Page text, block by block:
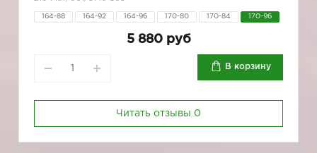
164-88 164-92 164-96 170-80 170-84 170-96
5 880 руб
В корзину
Читать отзывы 0